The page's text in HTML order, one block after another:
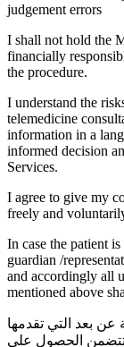
judgement errors
I shall not hold the
financially
the procedure.
I understand the
telemedicine
information in a
informed decision
Services.
I agree to give my
freely and
In case the patient
guardian /
and accordingly all
mentioned above
بعد التي تقدمها
تتضمن الحصول على